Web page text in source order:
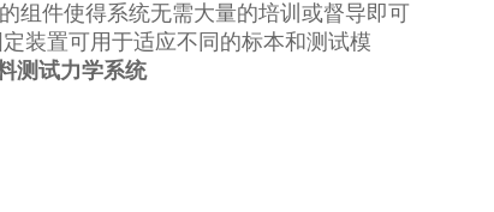
组件使得系统无需大量的培训或督导即可
装置可用于适应不同的标本和测试模
测试力学系统